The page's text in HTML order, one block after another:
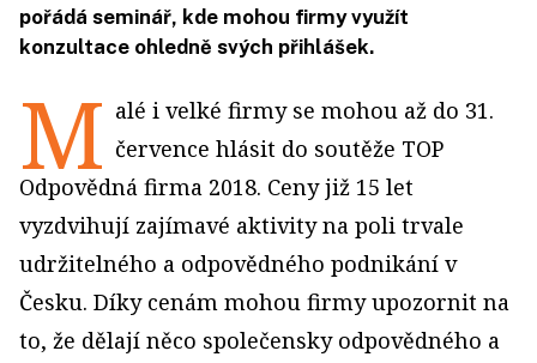
pořádá seminář, kde mohou firmy využít
konzultace ohledně svých přihlášek.
M alé i velké firmy se mohou až do 31.
července hlásit do soutěže TOP
Odpovědná firma 2018. Ceny již 15 let
vyzdvihují zajímavé aktivity na poli trvale
udržitelného a odpovědného podnikání v
Česku. Díky cenám mohou firmy upozornit na
to, že dělají něco společensky odpovědného a